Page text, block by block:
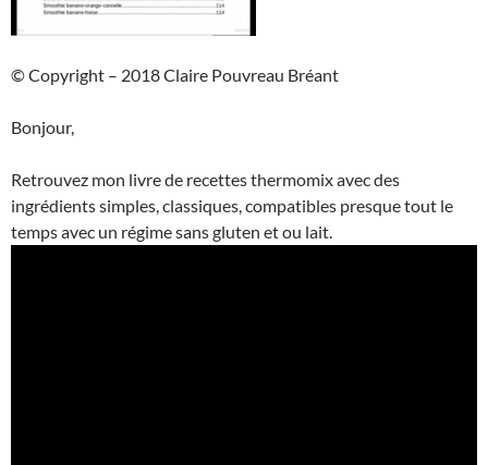
© Copyright – 2018 Claire Pouvreau Bréant
Bonjour,
Retrouvez mon livre de recettes thermomix avec des
ingrédients simples, classiques, compatibles presque tout le
temps avec un régime sans gluten et ou lait.